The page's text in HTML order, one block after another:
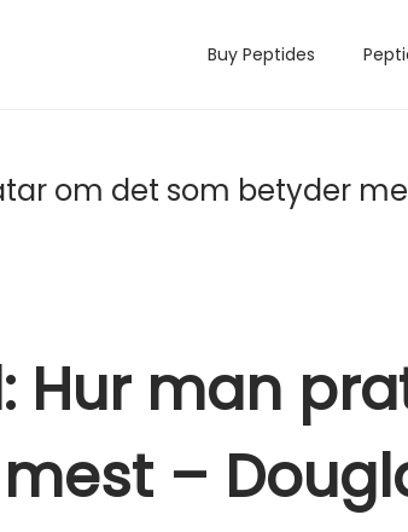
Buy Peptides
om det som betyder
Hur man
–